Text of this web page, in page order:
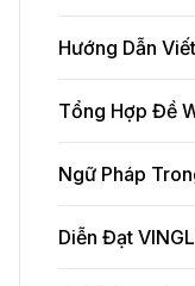
Hướng Dẫn
Tổng Hợp Đề
Ngữ Pháp
Diễn Đạt